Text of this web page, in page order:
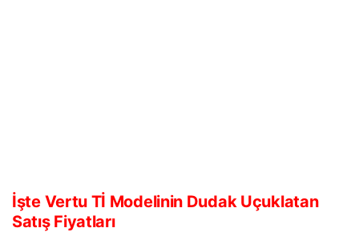
İşte Vertu Tİ Modelinin Dudak Uçuklatan
Satış Fiyatları